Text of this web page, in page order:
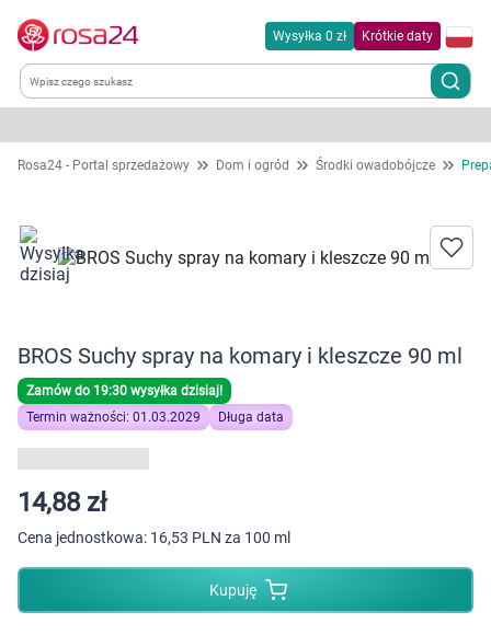
Wysyłka 0 zł Krótkie daty
Kategorie
Dla zwierząt
Zdrowie
Kobieta w ciąży i mama
Dziecko
Higiena
Kosmetyki
Rosa24 - Portal sprzedażowy Dom i ogród Środki owadobójcze
BROS Suchy spray na komary i kleszcze 90 ml
Zamów do 19:30 wysyłka dzisiaj!
Termin ważności: 01.03.2029
Długa data
14,88 zł
Cena jednostkowa: 16,53 PLN za 100 ml
Kupuję